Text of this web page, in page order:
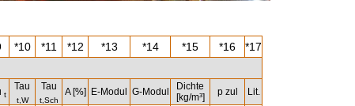
*10 *11 *12 *13 *14 *15 *16
*17
t
Tau
t,W
Tau
t,Sch
A [%] E-Modul G-Modul
Dichte
[kg/m³]
p zul Lit.